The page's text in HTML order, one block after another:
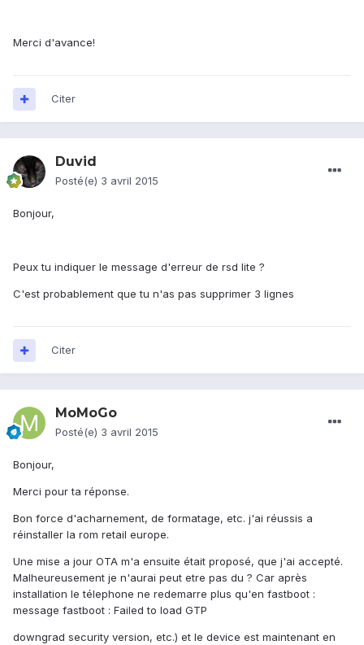
Merci d'avance!
Citer
Duvid
Posté(e) 3 avril 2015
Bonjour,
Peux tu indiquer le message d'erreur de rsd lite ?
C'est probablement que tu n'as pas supprimer 3 lignes
Citer
MoMoGo
Posté(e) 3 avril 2015
Bonjour,
Merci pour ta réponse.
Bon force d'acharnement, de formatage, etc. j'ai réussis a
réinstaller la rom retail europe.
Une mise a jour OTA m'a ensuite était proposé, que j'ai accepté.
Malheureusement je n'aurai peut etre pas du ? Car après
installation le télephone ne redemarre plus qu'en fastboot :
message fastboot : Failed to load GTP
downgrad security version, etc.) et le device est maintenant en